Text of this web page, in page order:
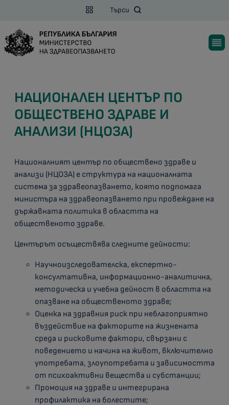
Търси
НАЦИОНАЛЕН ЦЕНТЪР ПО
ОБЩЕСТВЕНО ЗДРАВЕ И
АНАЛИЗИ (НЦОЗА)
Националният център по обществено здраве и
анализи (НЦОЗА) е структура на националната
система за здравеопазването, която подпомага
министъра на здравеопазването при провеждане на
държавната политика в областта на
общественото здраве.
Центърът осъществява следните дейности:
Научноизследователска, експертно-
консултативна, информационно-аналитична,
методическа и учебна дейност в областта на
опазване на общественото здраве;
Оценка на здравния риск при неблагоприятно
въздействие на факторите на жизнената
среда и рисковите фактори, свързани с
поведението и начина на живот, включително
употребата, злоупотребата и зависимостта
от психоактивни вещества и субстанции;
Промоция на здраве и интегрирана
профилактика на болестите;